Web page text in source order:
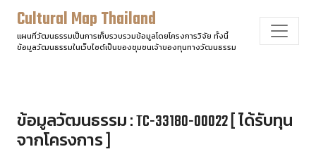
Cultural Map Thailand
แผนที่วัฒนธรรมเป็นการเก็บรวบรวมข้อมูลโดยโครงการวิจัย ทั้งนี้
ข้อมูลวัฒนธรรมในเว็บไซต์เป็นของชุมชนเจ้าของทุนทางวัฒนธรรม
ข้อมูลวัฒนธรรม : TC-33180-00022 [ ได้รับทุน
จากโครงการ ]